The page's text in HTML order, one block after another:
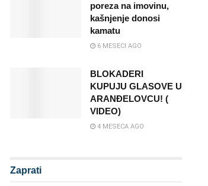
poreza na imovinu,
kašnjenje donosi
kamatu
6 MESECI AGO
BLOKADERI
KUPUJU GLASOVE U
ARANĐELOVCU! (
VIDEO)
4 MESECA AGO
Zaprati